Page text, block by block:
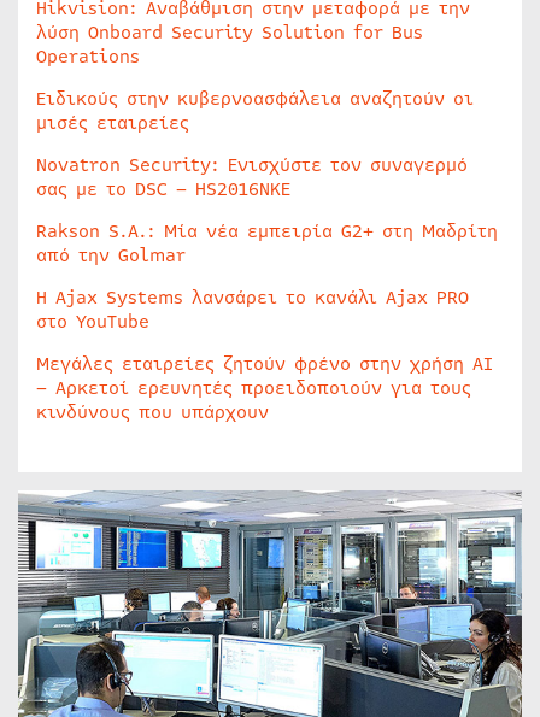
Hikvision: Αναβάθμιση στην μεταφορά με την
λύση Onboard Security Solution for Bus
Operations
Ειδικούς στην κυβερνοασφάλεια αναζητούν οι
μισές εταιρείες
Novatron Security: Ενισχύστε τον συναγερμό
σας με το DSC – HS2016NKE
Rakson S.A.: Μία νέα εμπειρία G2+ στη Μαδρίτη
από την Golmar
Η Ajax Systems λανσάρει το κανάλι Ajax PRO
στο YouTube
Μεγάλες εταιρείες ζητούν φρένο στην χρήση AI
– Αρκετοί ερευνητές προειδοποιούν για τους
κινδύνους που υπάρχουν